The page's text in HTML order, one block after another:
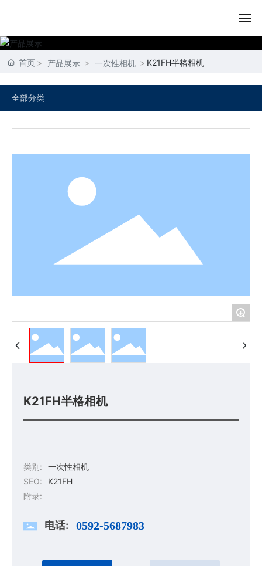
首页
产品展示
首页 产品展示 一次性相机 K21FH半格相机
全部分类
+
K21FH半格相机
类别:
一次性相机
SEO:
K21FH
附录:
电话: 0592-5687983